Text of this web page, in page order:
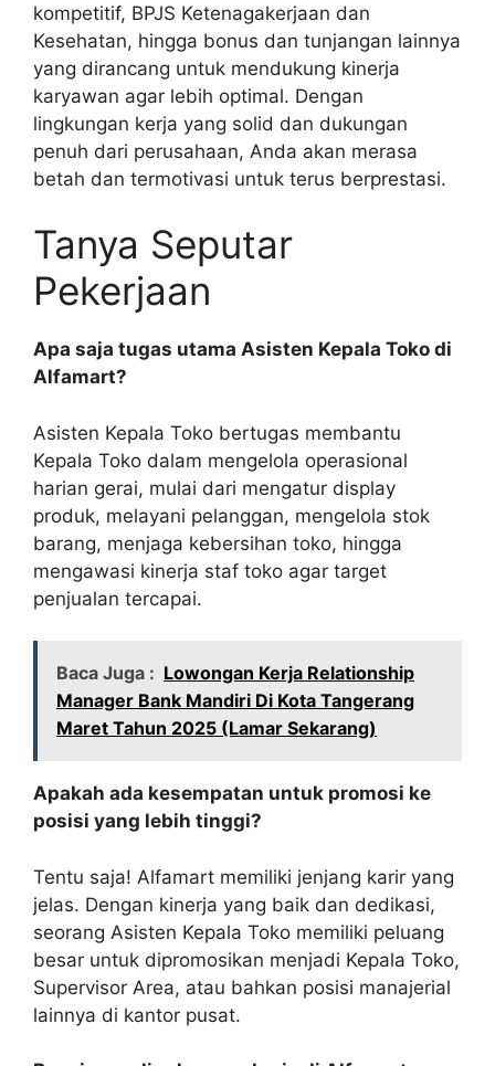
kompetitif, BPJS Ketenagakerjaan dan
Kesehatan, hingga bonus dan tunjangan lainnya
yang dirancang untuk mendukung kinerja
karyawan agar lebih optimal. Dengan
lingkungan kerja yang solid dan dukungan
penuh dari perusahaan, Anda akan merasa
betah dan termotivasi untuk terus berprestasi.
Tanya Seputar
Pekerjaan
Apa saja tugas utama Asisten Kepala Toko di
Alfamart?
Asisten Kepala Toko bertugas membantu
Kepala Toko dalam mengelola operasional
harian gerai, mulai dari mengatur display
produk, melayani pelanggan, mengelola stok
barang, menjaga kebersihan toko, hingga
mengawasi kinerja staf toko agar target
penjualan tercapai.
Baca Juga : Lowongan Kerja Relationship
Manager Bank Mandiri Di Kota Tangerang
Maret Tahun 2025 (Lamar Sekarang)
Apakah ada kesempatan untuk promosi ke
posisi yang lebih tinggi?
Tentu saja! Alfamart memiliki jenjang karir yang
jelas. Dengan kinerja yang baik dan dedikasi,
seorang Asisten Kepala Toko memiliki peluang
besar untuk dipromosikan menjadi Kepala Toko,
Supervisor Area, atau bahkan posisi manajerial
lainnya di kantor pusat.